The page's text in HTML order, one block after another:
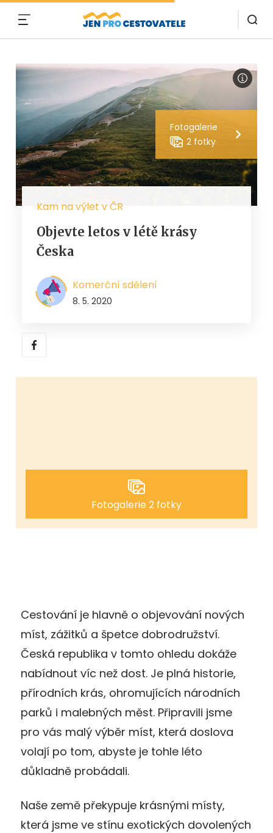
Fotogalerie
2 fotky
Kam na výlet v ČR
Objevte letos v létě krásy
Česka
Komerční sdělení
8. 5. 2020
Fotogalerie 2 fotky
Cestování je hlavně o objevování nových
míst, zážitků a špetce dobrodružství.
Česká republika v tomto ohledu dokáže
nabídnout víc než dost. Je plná historie,
přírodních krás, ohromujících národních
parků i malebných měst. Připravili jsme
pro vás malý výběr míst, která doslova
volají po tom, abyste je tohle léto
důkladně probádali.
Naše země překypuje krásnými místy,
která jsme ve stínu exotických dovolených